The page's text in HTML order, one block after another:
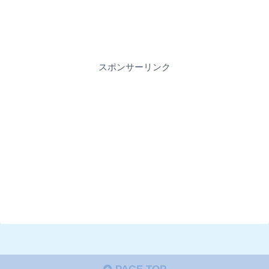
スポンサーリンク